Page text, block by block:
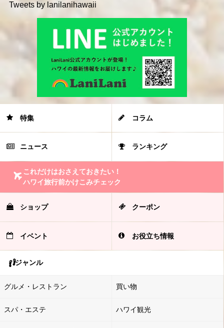
Tweets by lanilanihawaii
特集 コラム
ニュース ランキング
これだけはおさえておきたい！
ハワイ旅行前かけこみチェック
ショップ クーポン
イベント お役立ち情報
ジャンル
グルメ・レストラン 買い物
スパ・エステ ハワイ観光